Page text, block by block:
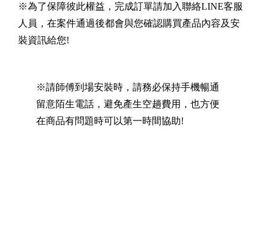
※為了保障彼此權益，完成訂單請加入聯絡LINE客服
人員，在案件通過後都會與您確認購買產品內容及安
裝資訊給您!
※請師傅到場安裝時，請務必保持手機暢通
留意陌生電話，避免產生空趟費用，也方便
在商品有問題時可以第一時間協助!